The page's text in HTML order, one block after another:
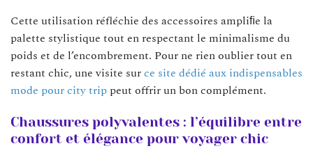
Cette utilisation réfléchie des accessoires ampliﬁe la
palette stylistique tout en respectant le minimalisme du
poids et de l’encombrement. Pour ne rien oublier tout en
restant chic, une visite surce site dédié aux indispensables
mode pour city trip peut offrir un bon complément.
Chaussures polyvalentes : l’équilibre entre
confort et élégance pour voyager chic